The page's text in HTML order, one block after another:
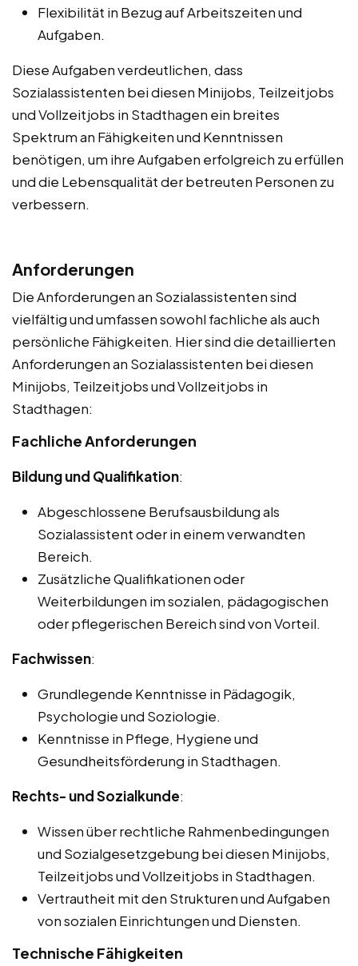
Flexibilität in Bezug auf Arbeitszeiten und
Aufgaben.
Diese Aufgaben verdeutlichen, dass
Sozialassistenten bei diesen Minijobs, Teilzeitjobs
und Vollzeitjobs in Stadthagen ein breites
Spektrum an Fähigkeiten und Kenntnissen
benötigen, um ihre Aufgaben erfolgreich zu erfüllen
und die Lebensqualität der betreuten Personen zu
verbessern.
Anforderungen
Die Anforderungen an Sozialassistenten sind
vielfältig und umfassen sowohl fachliche als auch
persönliche Fähigkeiten. Hier sind die detaillierten
Anforderungen an Sozialassistenten bei diesen
Minijobs, Teilzeitjobs und Vollzeitjobs in
Stadthagen:
Fachliche Anforderungen
Bildung und Qualifikation:
Abgeschlossene Berufsausbildung als
Sozialassistent oder in einem verwandten
Bereich.
Zusätzliche Qualifikationen oder
Weiterbildungen im sozialen, pädagogischen
oder pflegerischen Bereich sind von Vorteil.
Fachwissen:
Grundlegende Kenntnisse in Pädagogik,
Psychologie und Soziologie.
Kenntnisse in Pflege, Hygiene und
Gesundheitsförderung in Stadthagen.
Rechts- und Sozialkunde:
Wissen über rechtliche Rahmenbedingungen
und Sozialgesetzgebung bei diesen Minijobs,
Teilzeitjobs und Vollzeitjobs in Stadthagen.
Vertrautheit mit den Strukturen und Aufgaben
von sozialen Einrichtungen und Diensten.
Technische Fähigkeiten